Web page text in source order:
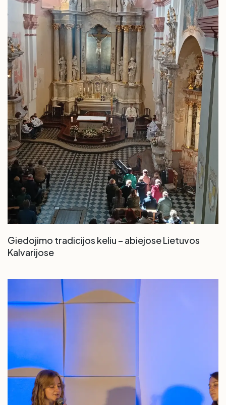
Giedojimo tradicijos keliu – abiejose Lietuvos
Kalvarijose